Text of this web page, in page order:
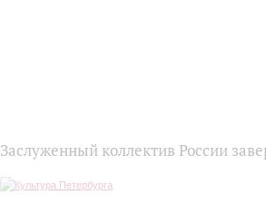
Заслуженный коллектив России